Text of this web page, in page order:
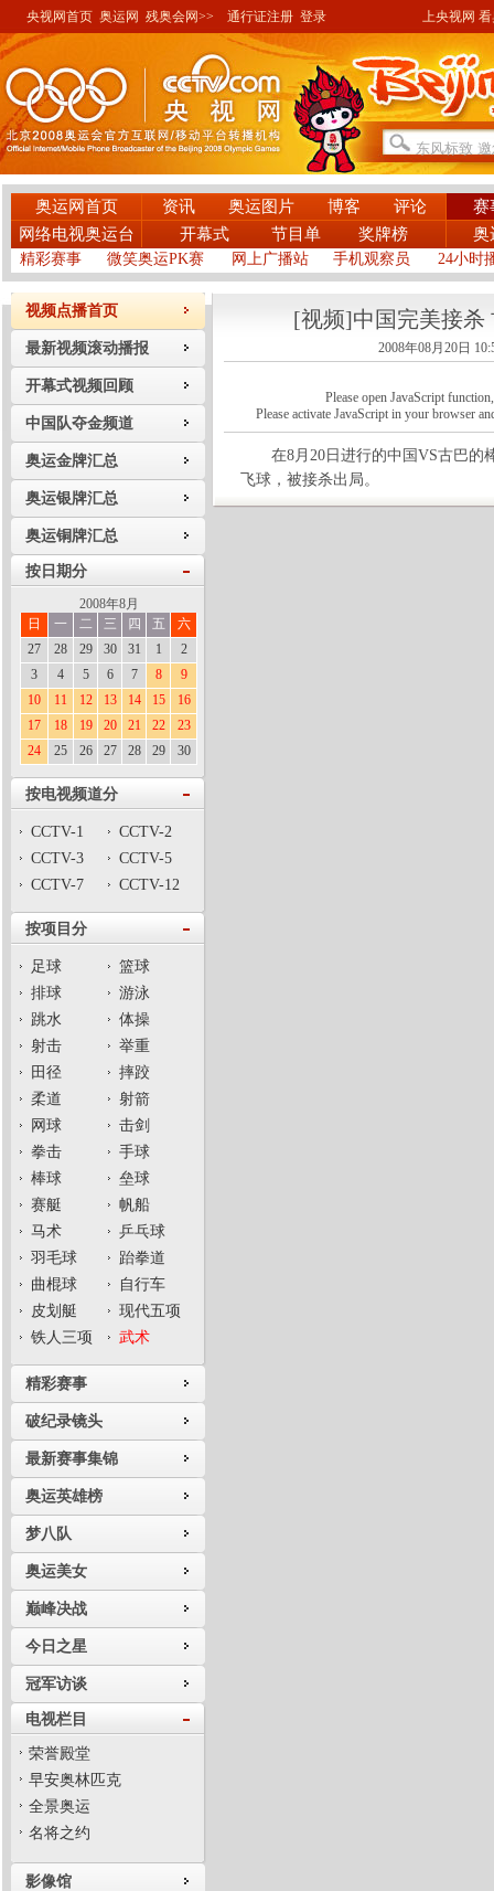
央视网首页 奥运网 残奥会网>> 通行证注册 登录 上央视网 看奥
奥运网首页 资讯 奥运图片 博客 评论
赛
网络电视奥运台
开幕式 节目单 奖牌榜 奥
精彩赛事 微笑奥运PK赛 网上广播站 手机观察员 24小时
视频点播首页
最新视频滚动播报
开幕式视频回顾
中国队夺金频道
奥运金牌汇总
奥运银牌汇总
奥运铜牌汇总
按日期分
2008年8月
日
一 二 三 四 五
六
27
28 29 30 31 1
2
3
4 5 6 7 8
9
10
11 12 13 14 15
16
17
18 19 20 21 22
23
24
25 26 27 28 29 30
按电视频道分
CCTV-1
CCTV-2
CCTV-3
CCTV-5
CCTV-7
CCTV-12
按项目分
足球
篮球
排球
游泳
跳水
体操
射击
举重
田径
摔跤
柔道
射箭
网球
击剑
拳击
手球
棒球
垒球
赛艇
帆船
马术
乒乓球
羽毛球
跆拳道
曲棍球
自行车
皮划艇
现代五项
铁人三项
武术
精彩赛事
破纪录镜头
最新赛事集锦
奥运英雄榜
梦八队
奥运美女
巅峰决战
今日之星
冠军访谈
电视栏目
荣誉殿堂
早安奥林匹克
全景奥运
名将之约
影像馆
[视频]中国完美接杀
2008年08月20日
Please open JavaScript
Please activate JavaScript in your browser
在8月20日进行的中国VS古巴的
飞球，被接杀出局。